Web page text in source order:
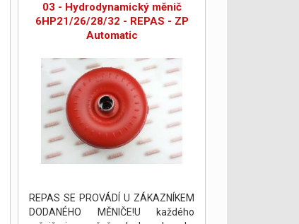
03 - Hydrodynamický měnič
6HP21/26/28/32 - REPAS - ZP
Automatic
REPAS SE PROVÁDÍ U ZÁKAZNÍKEM
DODANÉHO MĚNIČE!U každého